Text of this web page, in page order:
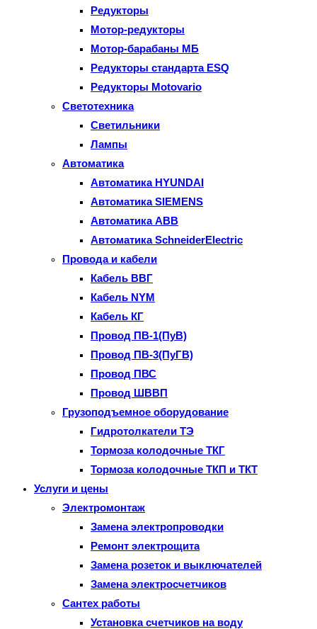
Редукторы
Мотор-редукторы
Мотор-барабаны МБ
Редукторы стандарта ESQ
Редукторы Motovario
Светотехника
Светильники
Лампы
Автоматика
Автоматика HYUNDAI
Автоматика SIEMENS
Автоматика ABB
Автоматика SchneiderElectric
Провода и кабели
Кабель ВВГ
Кабель NYM
Кабель КГ
Провод ПВ-1(ПуВ)
Провод ПВ-3(ПуГВ)
Провод ПВС
Провод ШВВП
Грузоподъемное оборудование
Гидротолкатели ТЭ
Тормоза колодочные ТКГ
Тормоза колодочные ТКП и ТКТ
Услуги и цены
Электромонтаж
Замена электропроводки
Ремонт электрощита
Замена розеток и выключателей
Замена электросчетчиков
Сантех работы
Установка счетчиков на воду